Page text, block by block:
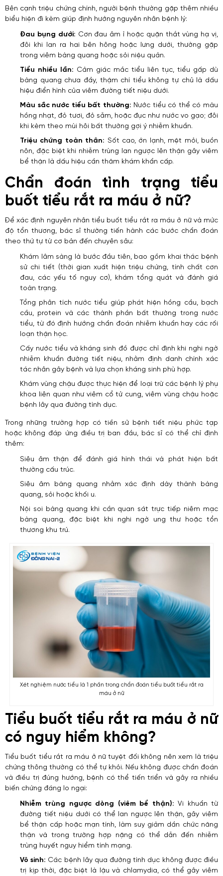
Bên cạnh triệu chứng chính, người bệnh thường gặp thêm nhiều
biểu hiện đi kèm giúp định hướng nguyên nhân bệnh lý:
Đau bụng dưới: Cơn đau âm ỉ hoặc quặn thắt vùng hạ vị,
đôi khi lan ra hai bên hông hoặc lưng dưới, thường gặp
trong viêm bàng quang hoặc sỏi niệu quản.
Tiểu nhiều lần: Cảm giác mắc tiểu liên tục, tiểu gấp dù
bàng quang chưa đầy, thậm chí tiểu không tự chủ là dấu
hiệu điển hình của viêm đường tiết niệu dưới.
Màu sắc nước tiểu bất thường: Nước tiểu có thể có màu
hồng nhạt, đỏ tươi, đỏ sẫm, hoặc đục như nước vo gạo; đôi
khi kèm theo mùi hôi bất thường gợi ý nhiễm khuẩn.
Triệu chứng toàn thân: Sốt cao, ớn lạnh, mệt mỏi, buồn
nôn, đặc biệt khi nhiễm trùng lan ngược lên thận gây viêm
bể thận là dấu hiệu cần thăm khám khẩn cấp.
Chẩn đoán tình trạng tiểu
buốt tiểu rắt ra máu ở nữ?
Để xác định nguyên nhân tiểu buốt tiểu rắt ra máu ở nữ và mức
độ tổn thương, bác sĩ thường tiến hành các bước chẩn đoán
theo thứ tự từ cơ bản đến chuyên sâu:
Khám lâm sàng là bước đầu tiên, bao gồm khai thác bệnh
sử chi tiết (thời gian xuất hiện triệu chứng, tính chất cơn
đau, các yếu tố nguy cơ), khám tổng quát và đánh giá
toàn trạng.
Tổng phân tích nước tiểu giúp phát hiện hồng cầu, bạch
cầu, protein và các thành phần bất thường trong nước
tiểu, từ đó định hướng chẩn đoán nhiễm khuẩn hay các rối
loạn thận học.
Cấy nước tiểu và kháng sinh đồ được chỉ định khi nghi ngờ
nhiễm khuẩn đường tiết niệu, nhằm định danh chính xác
tác nhân gây bệnh và lựa chọn kháng sinh phù hợp.
Khám vùng chậu được thực hiện để loại trừ các bệnh lý phụ
khoa liên quan như viêm cổ tử cung, viêm vùng chậu hoặc
bệnh lây qua đường tình dục.
Trong những trường hợp có tiền sử bệnh tiết niệu phức tạp
hoặc không đáp ứng điều trị ban đầu, bác sĩ có thể chỉ định
thêm:
Siêu âm thận để đánh giá hình thái và phát hiện bất
thường cấu trúc.
Siêu âm bàng quang nhằm xác định dày thành bàng
quang, sỏi hoặc khối u.
Nội soi bàng quang khi cần quan sát trực tiếp niêm mạc
bàng quang, đặc biệt khi nghi ngờ ung thư hoặc tổn
thương khu trú.
Xét nghiệm nước tiểu là 1 phần trong chẩn đoán tiểu buốt tiểu rắt ra
máu ở nữ
Tiểu buốt tiểu rắt ra máu ở nữ
có nguy hiểm không?
Tiểu buốt tiểu rắt ra máu ở nữ tuyệt đối không nên xem là triệu
chứng thông thường có thể tự khỏi. Nếu không được chẩn đoán
và điều trị đúng hướng, bệnh có thể tiến triển và gây ra nhiều
biến chứng đáng lo ngại:
Nhiễm trùng ngược dòng (viêm bể thận): Vi khuẩn từ
đường tiết niệu dưới có thể lan ngược lên thận, gây viêm
bể thận cấp hoặc mạn tính, làm suy giảm dần chức năng
thận và trong trường hợp nặng có thể dẫn đến nhiễm
trùng huyết nguy hiểm tính mạng.
Vô sinh: Các bệnh lây qua đường tình dục không được điều
trị kịp thời, đặc biệt là lậu và chlamydia, có thể gây viêm